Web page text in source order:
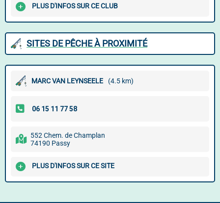
PLUS D'INFOS SUR CE CLUB
SITES DE PÊCHE À PROXIMITÉ
MARC VAN LEYNSEELE (4.5 km)
552 Chem. de Champlan
74190 Passy
PLUS D'INFOS SUR CE SITE